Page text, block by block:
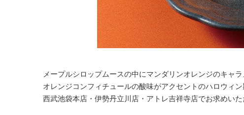
メープルシロップムースの中にマンダリンオレンジのキャラ
オレンジコンフィチュールの酸味がアクセントのハロウィン
西武池袋本店・伊勢丹立川店・アトレ吉祥寺店でお求めいた